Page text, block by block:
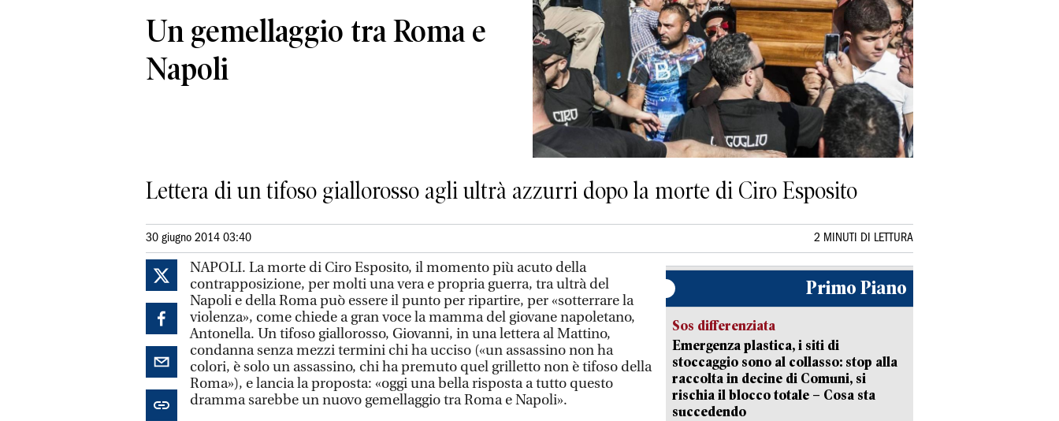
Un gemellaggio tra Roma e
Napoli
Lettera di un tifoso giallorosso agli ultrà azzurri dopo la morte di Ciro Esposito
30 giugno 2014 03:40 2 MINUTI DI LETTURA
NAPOLI. La morte di Ciro Esposito, il momento più acuto della
contrapposizione, per molti una vera e propria guerra, tra ultrà del
Napoli e della Roma può essere il punto per ripartire, per «sotterrare la
violenza», come chiede a gran voce la mamma del giovane napoletano,
Antonella. Un tifoso giallorosso, Giovanni, in una lettera al Mattino,
condanna senza mezzi termini chi ha ucciso («un assassino non ha
colori, è solo un assassino, chi ha premuto quel grilletto non è tifoso della
Roma»), e lancia la proposta: «oggi una bella risposta a tutto questo
dramma sarebbe un nuovo gemellaggio tra Roma e Napoli».
Primo Piano
Sos differenziata
Emergenza plastica, i siti di
stoccaggio sono al collasso: stop alla
raccolta in decine di Comuni, si
rischia il blocco totale – Cosa sta
succedendo